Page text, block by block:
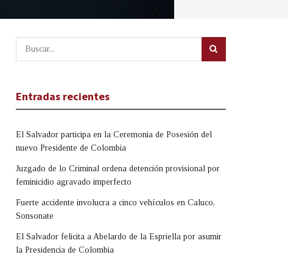
Entradas recientes
El Salvador participa en la Ceremonia de Posesión del
nuevo Presidente de Colombia
Juzgado de lo Criminal ordena detención provisional por
feminicidio agravado imperfecto
Fuerte accidente involucra a cinco vehículos en Caluco,
Sonsonate
El Salvador felicita a Abelardo de la Espriella por asumir
la Presidencia de Colombia